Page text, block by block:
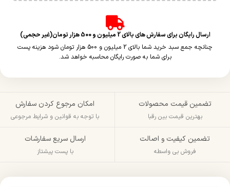
ارسال رایگان برای سفارش های بالای 2 میلیون و 500 هزار تومان(غیر حجمی)
چنانچه جمع سبد خرید شما بالای 2 میلیون و 500 هزار تومان شود هزینه پست
برای شما به صورت رایگان محاسبه خواهد شد.
تضمین قیمت محصولات
بهترین قیمت بین رقبا
امکان مرجوع کردن سفارش
با توجه به قوانین و شرایط مرجوعی
تضمین کیفیت و اصالت
فروش بی واسطه
ارسال سریع سفارشات
با پست پیشتاز